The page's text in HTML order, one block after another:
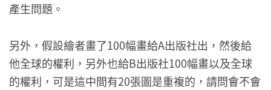
產生問題。
另外，假設繪者畫了100幅畫給A出版社出，然後給
他全球的權利，另外也給B出版社100幅畫以及全球
的權利，可是這中間有20張圖是重複的，請問會不會